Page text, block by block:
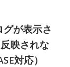
が表示さ
映されな
対応）